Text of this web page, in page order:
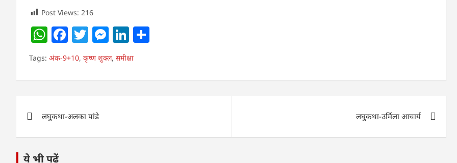
Post Views: 216
W
h
at
s
p
p
F
a
c
e
o
o
T
w
itt
er
M
e
ss
e
er
Li
n
k
e e
Tags: अंक-9+10, कृष्ण शुक्ल, समीक्षा
navigation
लघुकथा-अलका पांडे लघुकथा-उर्मिला आचार्य
ये भी पढ़ें